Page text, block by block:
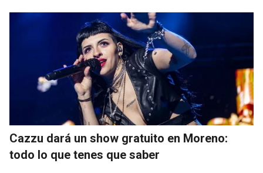
Cazzu dará un show gratuito en Moreno:
todo lo que tenes que saber